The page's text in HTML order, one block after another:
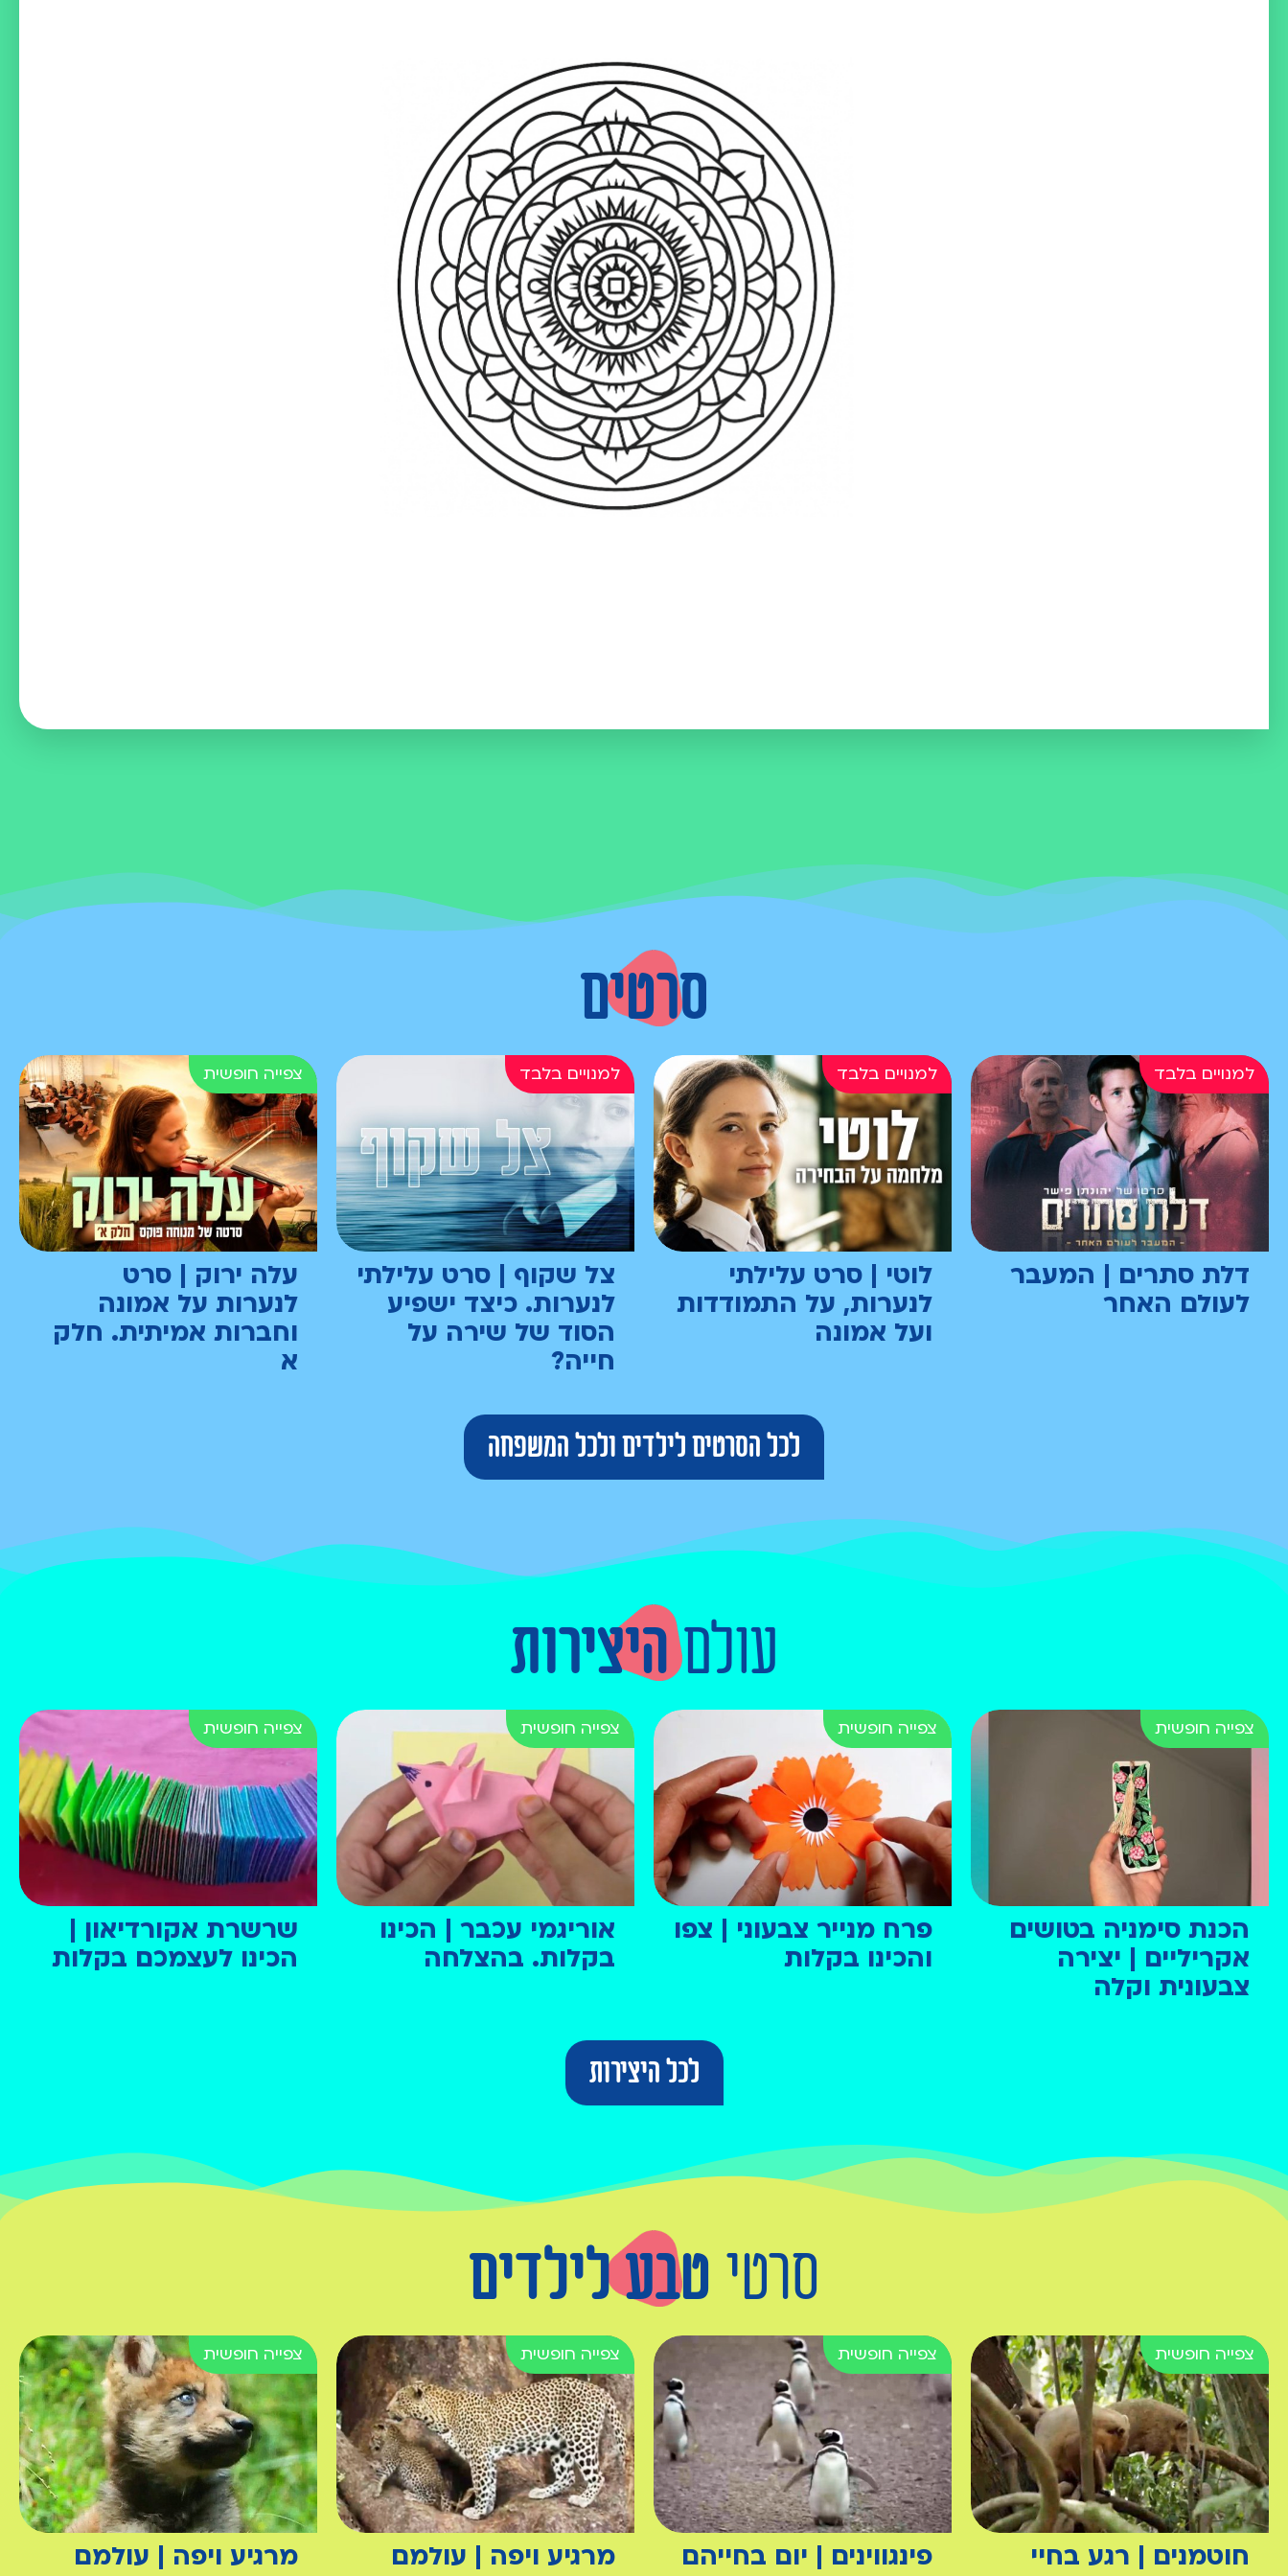
סרטים
דלת סתרים | המעבר
לעולם האחר
לוטי | סרט עלילתי
לנערות, על התמודדות
ועל אמונה
צל שקוף | סרט עלילתי
לנערות. כיצד ישפיע
הסוד של שירה על
חייה?
עלה ירוק | סרט
לנערות על אמונה
וחברות אמיתית. חלק
א
לכל הסרטים לילדים ולכל המשפחה
עולםהיצירות
הכנת סימניה בטושים
אקריליים | יצירה
צבעונית וקלה
פרח מנייר צבעוני | צפו
והכינו בקלות
אוריגמי עכבר | הכינו
בקלות. בהצלחה
שרשרת אקורדיאון |
הכינו לעצמכם בקלות
לכל היצירות
סרטי טבע לילדים
חוטמנים | רגע בחיי
פינגווינים | יום בחייהם
מרגיע ויפה | עולמם
מרגיע ויפה | עולמם